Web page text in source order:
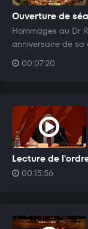
Ouverture de
Hommages au Dr
anniversaire de sa
00:07:20
Lecture de
00:15:56